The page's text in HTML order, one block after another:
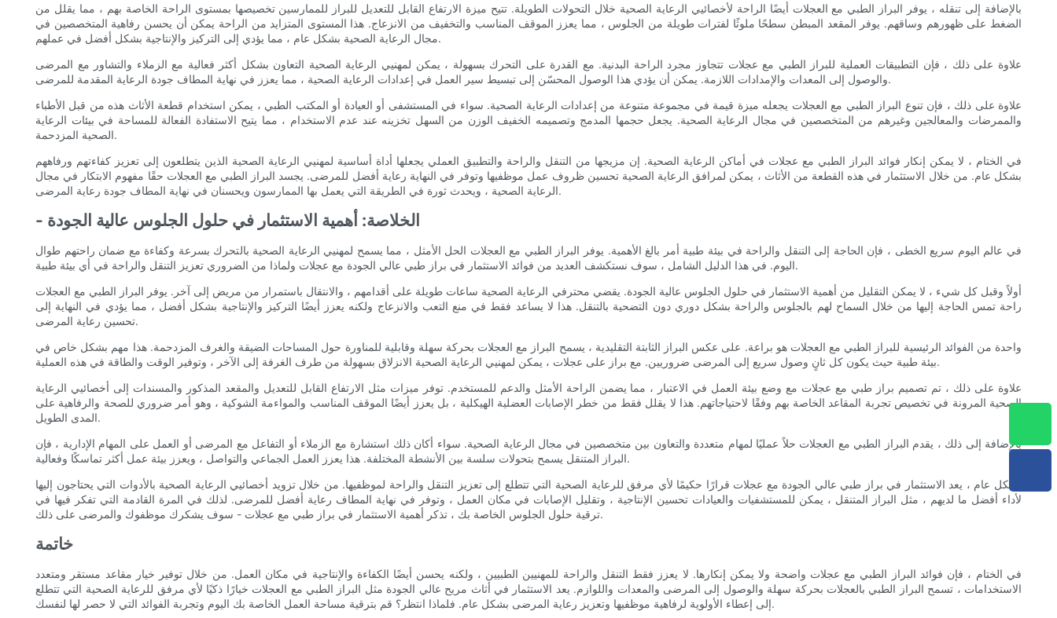
بالإضافة إلى تنقله ، يوفر البراز الطبي مع العجلات أيضًا الراحة لأخصائيي الرعاية الصحية خلال التحولات الطويلة. تتيح ميزة الارتفاع القابل للتعديل للبراز للممارسين تخصيصها بمستوى الراحة الخاصة بهم ، مما يقلل من
الضغط على ظهورهم وساقهم. يوفر المقعد المبطن سطحًا ملوثًا لفترات طويلة من الجلوس ، مما يعزز الموقف المناسب والتخفيف من الانزعاج. هذا المستوى المتزايد من الراحة يمكن أن يحسن رفاهية المتخصصين في
مجال الرعاية الصحية بشكل عام ، مما يؤدي إلى التركيز والإنتاجية بشكل أفضل في عملهم.
علاوة على ذلك ، فإن التطبيقات العملية للبراز الطبي مع عجلات تتجاوز مجرد الراحة البدنية. مع القدرة على التحرك بسهولة ، يمكن لمهنيي الرعاية الصحية التعاون بشكل أكثر فعالية مع الزملاء والتشاور مع المرضى
والوصول إلى المعدات والإمدادات اللازمة. يمكن أن يؤدي هذا الوصول المحسّن إلى تبسيط سير العمل في إعدادات الرعاية الصحية ، مما يعزز في نهاية المطاف جودة الرعاية المقدمة للمرضى.
علاوة على ذلك ، فإن تنوع البراز الطبي مع العجلات يجعله ميزة قيمة في مجموعة متنوعة من إعدادات الرعاية الصحية. سواء في المستشفى أو العيادة أو المكتب الطبي ، يمكن استخدام قطعة الأثاث هذه من قبل الأطباء
والممرضات والمعالجين وغيرهم من المتخصصين في مجال الرعاية الصحية. يجعل حجمها المدمج وتصميمه الخفيف الوزن من السهل تخزينه عند عدم الاستخدام ، مما يتيح الاستفادة الفعالة للمساحة في بيئات الرعاية
الصحية المزدحمة.
في الختام ، لا يمكن إنكار فوائد البراز الطبي مع عجلات في أماكن الرعاية الصحية. إن مزيجها من التنقل والراحة والتطبيق العملي يجعلها أداة أساسية لمهنيي الرعاية الصحية الذين يتطلعون إلى تعزيز كفاءتهم ورفاههم
بشكل عام. من خلال الاستثمار في هذه القطعة من الأثاث ، يمكن لمرافق الرعاية الصحية تحسين ظروف عمل موظفيها وتوفر في النهاية رعاية أفضل للمرضى. يجسد البراز الطبي مع العجلات حقًا مفهوم الابتكار في مجال
الرعاية الصحية ، ويحدث ثورة في الطريقة التي يعمل بها الممارسون ويحسنان في نهاية المطاف جودة رعاية المرضى.
- الخلاصة: أهمية الاستثمار في حلول الجلوس عالية الجودة
في عالم اليوم سريع الخطى ، فإن الحاجة إلى التنقل والراحة في بيئة طبية أمر بالغ الأهمية. يوفر البراز الطبي مع العجلات الحل الأمثل ، مما يسمح لمهنيي الرعاية الصحية بالتحرك بسرعة وكفاءة مع ضمان راحتهم طوال
اليوم. في هذا الدليل الشامل ، سوف نستكشف العديد من فوائد الاستثمار في براز طبي عالي الجودة مع عجلات ولماذا من الضروري تعزيز التنقل والراحة في أي بيئة طبية.
أولاً وقبل كل شيء ، لا يمكن التقليل من أهمية الاستثمار في حلول الجلوس عالية الجودة. يقضي محترفي الرعاية الصحية ساعات طويلة على أقدامهم ، والانتقال باستمرار من مريض إلى آخر. يوفر البراز الطبي مع العجلات
راحة تمس الحاجة إليها من خلال السماح لهم بالجلوس والراحة بشكل دوري دون التضحية بالتنقل. هذا لا يساعد فقط في منع التعب والانزعاج ولكنه يعزز أيضًا التركيز والإنتاجية بشكل أفضل ، مما يؤدي في النهاية إلى
تحسين رعاية المرضى.
واحدة من الفوائد الرئيسية للبراز الطبي مع العجلات هو براعة. على عكس البراز الثابتة التقليدية ، يسمح البراز مع العجلات بحركة سهلة وقابلية للمناورة حول المساحات الضيقة والغرف المزدحمة. هذا مهم بشكل خاص في
بيئة طبية حيث يكون كل ثانٍ وصول سريع إلى المرضى ضروريين. مع براز على عجلات ، يمكن لمهنيي الرعاية الصحية الانزلاق بسهولة من طرف الغرفة إلى الآخر ، وتوفير الوقت والطاقة في هذه العملية.
علاوة على ذلك ، تم تصميم براز طبي مع عجلات مع وضع بيئة العمل في الاعتبار ، مما يضمن الراحة الأمثل والدعم للمستخدم. توفر ميزات مثل الارتفاع القابل للتعديل والمقعد المذكور والمسندات إلى أخصائيي الرعاية
الصحية المرونة في تخصيص تجربة المقاعد الخاصة بهم وفقًا لاحتياجاتهم. هذا لا يقلل فقط من خطر الإصابات العضلية الهيكلية ، بل يعزز أيضًا الموقف المناسب والمواءمة الشوكية ، وهو أمر ضروري للصحة والرفاهية على
المدى الطويل.
بالإضافة إلى ذلك ، يقدم البراز الطبي مع العجلات حلاً عمليًا لمهام متعددة والتعاون بين متخصصين في مجال الرعاية الصحية. سواء أكان ذلك استشارة مع الزملاء أو التفاعل مع المرضى أو العمل على المهام الإدارية ، فإن
البراز المتنقل يسمح بتحولات سلسة بين الأنشطة المختلفة. هذا يعزز العمل الجماعي والتواصل ، ويعزز بيئة عمل أكثر تماسكًا وفعالية.
بشكل عام ، يعد الاستثمار في براز طبي عالي الجودة مع عجلات قرارًا حكيمًا لأي مرفق للرعاية الصحية التي تتطلع إلى تعزيز التنقل والراحة لموظفيها. من خلال تزويد أخصائيي الرعاية الصحية بالأدوات التي يحتاجون إليها
لأداء أفضل ما لديهم ، مثل البراز المتنقل ، يمكن للمستشفيات والعيادات تحسين الإنتاجية ، وتقليل الإصابات في مكان العمل ، وتوفر في نهاية المطاف رعاية أفضل للمرضى. لذلك في المرة القادمة التي تفكر فيها في
ترقية حلول الجلوس الخاصة بك ، تذكر أهمية الاستثمار في براز طبي مع عجلات - سوف يشكرك موظفوك والمرضى على ذلك.
خاتمة
في الختام ، فإن فوائد البراز الطبي مع عجلات واضحة ولا يمكن إنكارها. لا يعزز فقط التنقل والراحة للمهنيين الطبيين ، ولكنه يحسن أيضًا الكفاءة والإنتاجية في مكان العمل. من خلال توفير خيار مقاعد مستقر ومتعدد
الاستخدامات ، تسمح البراز الطبي بالعجلات بحركة سهلة والوصول إلى المرضى والمعدات واللوازم. يعد الاستثمار في أثاث مريح عالي الجودة مثل البراز الطبي مع العجلات خيارًا ذكيًا لأي مرفق للرعاية الصحية التي تتطلع
إلى إعطاء الأولوية لرفاهية موظفيها وتعزيز رعاية المرضى بشكل عام. فلماذا انتظر؟ قم بترقية مساحة العمل الخاصة بك اليوم وتجربة الفوائد التي لا حصر لها لنفسك.